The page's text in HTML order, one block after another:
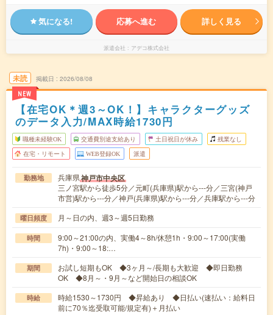
気になる! 応募へ進む 詳しく見る
派遣会社 アデコ株式会社
未読
NEW
掲載日 2026/08/08
【在宅OK＊週3～OK！】キャラクターグッズ
のデータ入力/MAX時給1730円
職種未経験OK 交通費別途支給あり 土日祝日が休み 残業なし
在宅・リモート WEB登録OK 派遣
勤務地 兵庫県神戸市中央区
三ノ宮駅から徒歩5分／元町(兵庫県)駅から---分／三宮(神戸
市営)駅から---分／神戸(兵庫県)駅から---分／兵庫駅から---分
曜日頻度 月～日の内、週3～週5日勤務
時間
9:00～21:00の内、実働4～8h/休憩1h・9:00～17:00(実働
7h)・9:00～18:…
期間
お試し短期もOK ◆3ヶ月～/長期も大歓迎 ◆即日勤務
OK ◆8月～・9月～など開始日の相談OK
時給
時給1530～1730円 ◆昇給あり ◆日払い(速払い：給料日
前に70％迄受取可能/規定有)＋月払い